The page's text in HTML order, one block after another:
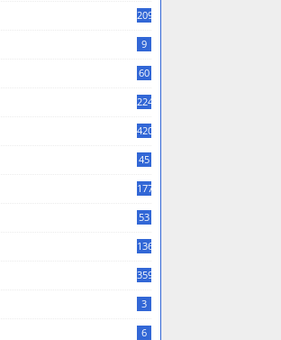
209
9
60
224
420
45
177
53
136
359
3
6